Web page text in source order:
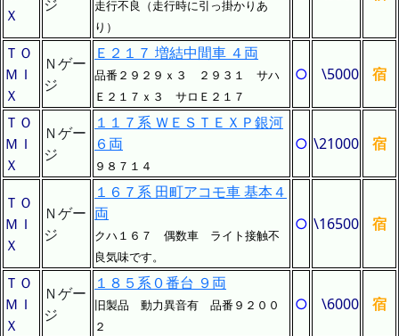
Ｘ
ジ
走行不良（走行時に引っ掛かりあ
り）
ＴＯ
ＭＩ
Ｘ
Ｎゲー
ジ
Ｅ２１７ 増結中間車 ４両
品番２９２９ｘ３ ２９３１ サハ
Ｅ２１７ｘ３ サロＥ２１７
○ \5000 宿
ＴＯ
ＭＩ
Ｘ
Ｎゲー
ジ
１１７系 ＷＥＳＴＥＸＰ銀河
６両
９８７１４
○ \21000 宿
ＴＯ
ＭＩ
Ｘ
Ｎゲー
ジ
１６７系 田町アコモ車 基本４
両
クハ１６７ 偶数車 ライト接触不
良気味です。
○ \16500 宿
ＴＯ
ＭＩ
Ｘ
Ｎゲー
ジ
１８５系０番台 ９両
旧製品 動力異音有 品番９２００
２
○ \6000 宿